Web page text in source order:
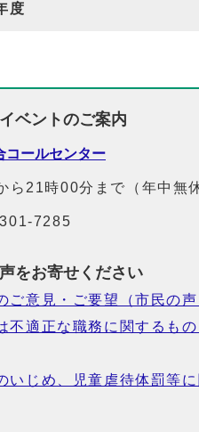
度
ベントのご案内
コールセンター
ら21時00分まで（年中無
7285
をお寄せください
ご意見・ご要望（市民の声
不適正な職務に関するも
いじめ、児童虐待体罰等に